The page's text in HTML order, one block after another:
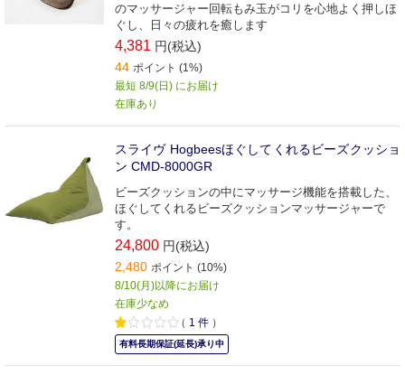
のマッサージャー回転もみ玉がコリを心地よく押しほ
ぐし、日々の疲れを癒します
4,381 円(税込)
44 ポイント (1%)
最短 8/9(日) にお届け
在庫あり
スライヴ Hogbeesほぐしてくれるビーズクッショ
ン CMD-8000GR
ビーズクッションの中にマッサージ機能を搭載した、
ほぐしてくれるビーズクッションマッサージャーで
す。
24,800 円(税込)
2,480 ポイント (10%)
8/10(月)以降にお届け
在庫少なめ
（ 1 件 ）
有料長期保証(延長)承り中